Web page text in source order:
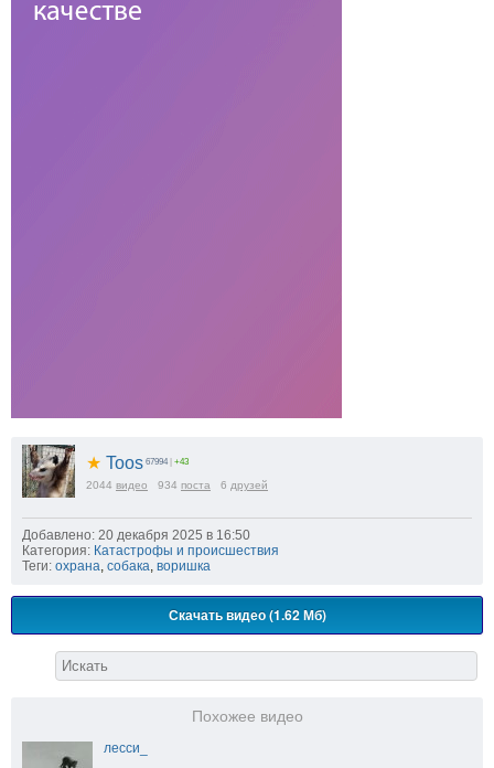
★ Toos 67994 | +43
2044 видео 934 поста 6 друзей
Добавлено: 20 декабря 2025 в 16:50
Категория: Катастрофы и происшествия
Теги: охрана собака воришка
Скачать видео (1.62 Мб)
Похожее видео
лесси_